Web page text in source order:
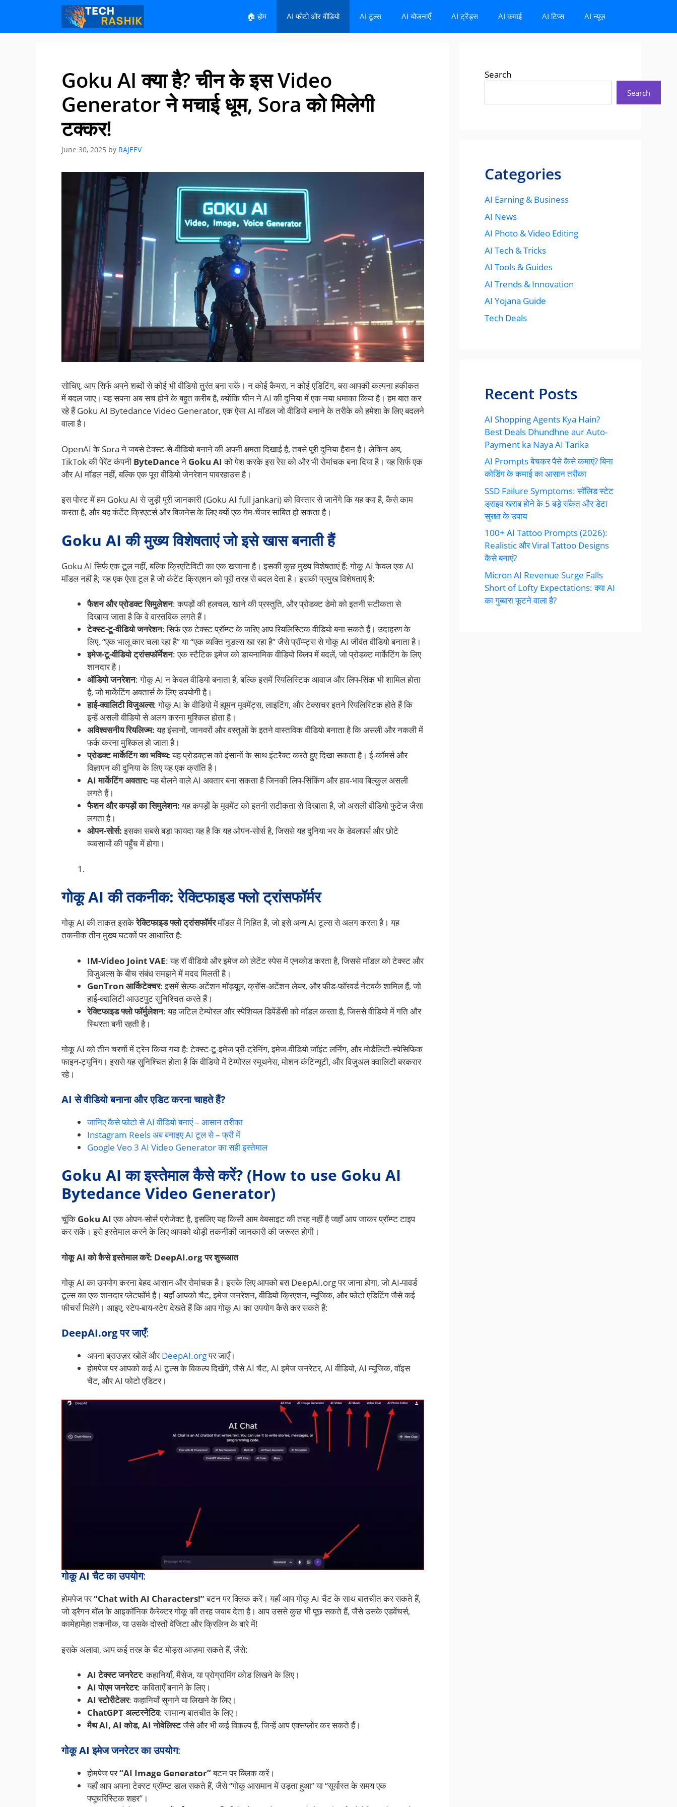
content
content
🏠 होम AI फोटो और वीडियो AI टूल्स AI योजनाएँ AI ट्रेंड्स AI कमाई AI टिप्स AI न्यूज़
Goku AI क्या है? चीन के इस Video
Generator ने मचाई धूम, Sora को मिलेगी
टक्कर!
June 30, 2025 by RAJEEV
सोचिए, आप सिर्फ अपने शब्दों से कोई भी वीडियो तुरंत बना सकें। न कोई कैमरा, न कोई एडिटिंग, बस आपकी कल्पना हकीकत
में बदल जाए। यह सपना अब सच होने के बहुत करीब है, क्योंकि चीन ने AI की दुनिया में एक नया धमाका किया है। हम बात कर
रहे हैं Goku AI Bytedance Video Generator, एक ऐसा AI मॉडल जो वीडियो बनाने के तरीके को हमेशा के लिए बदलने
वाला है।
OpenAI के Sora ने जबसे टेक्स्ट-से-वीडियो बनाने की अपनी क्षमता दिखाई है, तबसे पूरी दुनिया हैरान है। लेकिन अब,
TikTok की पेरेंट कंपनी ByteDanceने Goku AI को पेश करके इस रेस को और भी रोमांचक बना दिया है। यह सिर्फ एक
और AI मॉडल नहीं, बल्कि एक पूरा वीडियो जेनरेशन पावरहाउस है।
इस पोस्ट में हम Goku AI से जुड़ी पूरी जानकारी (Goku AI full jankari) को विस्तार से जानेंगे कि यह क्या है, कैसे काम
करता है, और यह कंटेंट क्रिएटर्स और बिजनेस के लिए क्यों एक गेम-चेंजर साबित हो सकता है।
Goku AI की मुख्य विशेषताएं जो इसे खास बनाती हैं
Goku AI सिर्फ एक टूल नहीं, बल्कि क्रिएटिविटी का एक खजाना है। इसकी कुछ मुख्य विशेषताएं हैं: गोकू AI केवल एक AI
मॉडल नहीं है; यह एक ऐसा टूल है जो कंटेंट क्रिएशन को पूरी तरह से बदल देता है। इसकी प्रमुख विशेषताएं हैं:
फैशन और प्रोडक्ट सिमुलेशन: कपड़ों की हलचल, खाने की प्रस्तुति, और प्रोडक्ट डेमो को इतनी सटीकता से
दिखाया जाता है कि वे वास्तविक लगते हैं।
टेक्स्ट-टू-वीडियो जनरेशन: सिर्फ एक टेक्स्ट प्रॉम्प्ट के जरिए आप रियलिस्टिक वीडियो बना सकते हैं। उदाहरण के
लिए, “एक भालू कार चला रहा है” या “एक व्यक्ति नूडल्स खा रहा है” जैसे प्रॉम्प्ट्स से गोकू AI जीवंत वीडियो बनाता है।
इमेज-टू-वीडियो ट्रांसफॉर्मेशन: एक स्टैटिक इमेज को डायनामिक वीडियो क्लिप में बदलें, जो प्रोडक्ट मार्केटिंग के लिए
शानदार है।
ऑडियो जनरेशन: गोकू AI न केवल वीडियो बनाता है, बल्कि इसमें रियलिस्टिक आवाज और लिप-सिंक भी शामिल होता
है, जो मार्केटिंग अवतार्स के लिए उपयोगी है।
हाई-क्वालिटी विजुअल्स: गोकू AI के वीडियो में ह्यूमन मूवमेंट्स, लाइटिंग, और टेक्सचर इतने रियलिस्टिक होते हैं कि
इन्हें असली वीडियो से अलग करना मुश्किल होता है।
अविश्वसनीय रियलिज्म:यह इंसानों, जानवरों और वस्तुओं के इतने वास्तविक वीडियो बनाता है कि असली और नकली में
फर्क करना मुश्किल हो जाता है।
प्रोडक्ट मार्केटिंग का भविष्य:यह प्रोडक्ट्स को इंसानों के साथ इंटरैक्ट करते हुए दिखा सकता है। ई-कॉमर्स और
विज्ञापन की दुनिया के लिए यह एक क्रांति है।
AI मार्केटिंग अवतार:यह बोलने वाले AI अवतार बना सकता है जिनकी लिप-सिंकिंग और हाव-भाव बिल्कुल असली
लगते हैं।
फैशन और कपड़ों का सिमुलेशन:यह कपड़ों के मूवमेंट को इतनी सटीकता से दिखाता है, जो असली वीडियो फुटेज जैसा
लगता है।
ओपन-सोर्स:इसका सबसे बड़ा फायदा यह है कि यह ओपन-सोर्स है, जिससे यह दुनिया भर के डेवलपर्स और छोटे
व्यवसायों की पहुँच में होगा।
गोकू AI की तकनीक: रेक्टिफाइड फ्लो ट्रांसफॉर्मर
गोकू AI की ताकत इसकेरेक्टिफाइड फ्लो ट्रांसफॉर्मरमॉडल में निहित है, जो इसे अन्य AI टूल्स से अलग करता है। यह
तकनीक तीन मुख्य घटकों पर आधारित है:
IM-Video Joint VAE: यह रॉ वीडियो और इमेज को लेटेंट स्पेस में एनकोड करता है, जिससे मॉडल को टेक्स्ट और
विजुअल्स के बीच संबंध समझने में मदद मिलती है।
GenTron आर्किटेक्चर: इसमें सेल्फ-अटेंशन मॉड्यूल, क्रॉस-अटेंशन लेयर, और फीड-फॉरवर्ड नेटवर्क शामिल हैं, जो
हाई-क्वालिटी आउटपुट सुनिश्चित करते हैं।
रेक्टिफाइड फ्लो फॉर्मुलेशन: यह जटिल टेम्पोरल और स्पेशियल डिपेंडेंसी को मॉडल करता है, जिससे वीडियो में गति और
स्थिरता बनी रहती है।
गोकू AI को तीन चरणों में ट्रेन किया गया है: टेक्स्ट-टू-इमेज प्री-ट्रेनिंग, इमेज-वीडियो जॉइंट लर्निंग, और मोडैलिटी-स्पेसिफिक
फाइन-ट्यूनिंग। इससे यह सुनिश्चित होता है कि वीडियो में टेम्पोरल स्मूथनेस, मोशन कंटिन्यूटी, और विजुअल क्वालिटी बरकरार
रहे।
AI से वीडियो बनाना और एडिट करना चाहते हैं?
जानिए कैसे फोटो से AI वीडियो बनाएं – आसान तरीका
Instagram Reels अब बनाइए AI टूल से – फ्री में
Google Veo 3 AI Video Generator का सही इस्तेमाल
Goku AI का इस्तेमाल कैसे करें? (How to use Goku AI
Bytedance Video Generator)
चूंकि Goku AI एक ओपन-सोर्स प्रोजेक्ट है, इसलिए यह किसी आम वेबसाइट की तरह नहीं है जहाँ आप जाकर प्रॉम्प्ट टाइप
कर सकें। इसे इस्तेमाल करने के लिए आपको थोड़ी तकनीकी जानकारी की जरूरत होगी।
गोकू AI को कैसे इस्तेमाल करें: DeepAI.org पर शुरूआत
गोकू AI का उपयोग करना बेहद आसान और रोमांचक है। इसके लिए आपको बस DeepAI.org पर जाना होगा, जो AI-पावर्ड
टूल्स का एक शानदार प्लेटफॉर्म है। यहाँ आपको चैट, इमेज जनरेशन, वीडियो क्रिएशन, म्यूजिक, और फोटो एडिटिंग जैसे कई
फीचर्स मिलेंगे। आइए, स्टेप-बाय-स्टेप देखते हैं कि आप गोकू AI का उपयोग कैसे कर सकते हैं:
DeepAI.org पर जाएँ:
अपना ब्राउज़र खोलें औरDeepAI.orgपर जाएँ।
होमपेज पर आपको कई AI टूल्स के विकल्प दिखेंगे, जैसे AI चैट, AI इमेज जनरेटर, AI वीडियो, AI म्यूजिक, वॉइस
चैट, और AI फोटो एडिटर।
गोकू AI चैट का उपयोग:
होमपेज पर“Chat with AI Characters!”बटन पर क्लिक करें। यहाँ आप गोकू AI चैट के साथ बातचीत कर सकते हैं,
जो ड्रैगन बॉल के आइकॉनिक कैरेक्टर गोकू की तरह जवाब देता है। आप उससे कुछ भी पूछ सकते हैं, जैसे उसके एडवेंचर्स,
कामेहामेहा तकनीक, या उसके दोस्तों वेजिटा और क्रिलिन के बारे में!
इसके अलावा, आप कई तरह के चैट मोड्स आज़मा सकते हैं, जैसे:
AI टेक्स्ट जनरेटर: कहानियाँ, मैसेज, या प्रोग्रामिंग कोड लिखने के लिए।
AI पोएम जनरेटर: कविताएँ बनाने के लिए।
AI स्टोरीटेलर: कहानियाँ सुनाने या लिखने के लिए।
ChatGPT अल्टरनेटिव: सामान्य बातचीत के लिए।
मैथ AI, AI कोड, AI नोवेलिस्टजैसे और भी कई विकल्प हैं, जिन्हें आप एक्सप्लोर कर सकते हैं।
गोकू AI इमेज जनरेटर का उपयोग:
होमपेज पर“AI Image Generator”बटन पर क्लिक करें।
यहाँ आप अपना टेक्स्ट प्रॉम्प्ट डाल सकते हैं, जैसे “गोकू आसमान में उड़ता हुआ” या “सूर्यास्त के समय एक
फ्यूचरिस्टिक शहर”।
Search
Search
Categories
AI Earning & Business
AI News
AI Photo & Video Editing
AI Tech & Tricks
AI Tools & Guides
AI Trends & Innovation
AI Yojana Guide
Tech Deals
Recent Posts
AI Shopping Agents Kya Hain?
Best Deals Dhundhne aur Auto-
Payment ka Naya AI Tarika
AI Prompts बेचकर पैसे कैसे कमाएं? बिना
कोडिंग के कमाई का आसान तरीका
SSD Failure Symptoms: सॉलिड स्टेट
ड्राइव खराब होने के 5 बड़े संकेत और डेटा
सुरक्षा के उपाय
100+ AI Tattoo Prompts (2026):
Realistic और Viral Tattoo Designs
कैसे बनाएं?
Micron AI Revenue Surge Falls
Short of Lofty Expectations: क्या AI
का गुब्बारा फूटने वाला है?